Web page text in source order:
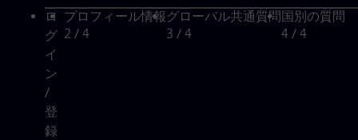
ロ
グ
イ
ン
/
登
録
プロフィール情報
2 / 4
グローバル共通質問
3 / 4
国別の質問
4 / 4